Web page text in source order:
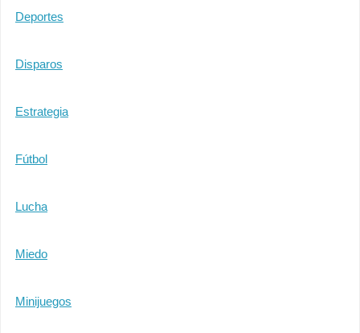
Deportes
Disparos
Estrategia
Fútbol
Lucha
Miedo
Minijuegos